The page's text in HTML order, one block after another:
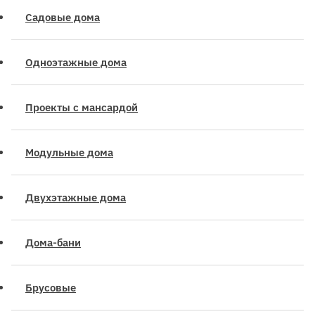
Садовые дома
Одноэтажные дома
Проекты с мансардой
Модульные дома
Двухэтажные дома
Дома-бани
Брусовые